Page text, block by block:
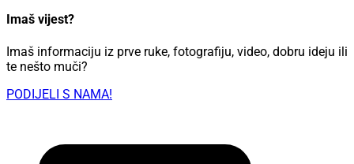
Imaš vijest?
Imaš informaciju iz prve ruke, fotografiju, video, dobru ideju ili
te nešto muči?
PODIJELI S NAMA!